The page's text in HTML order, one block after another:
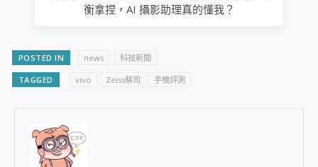
衡拿捏，AI 攝影助理真的懂我？
POSTED IN news 科技新聞
TAGGED vivo Zeiss蔡司 手機評測